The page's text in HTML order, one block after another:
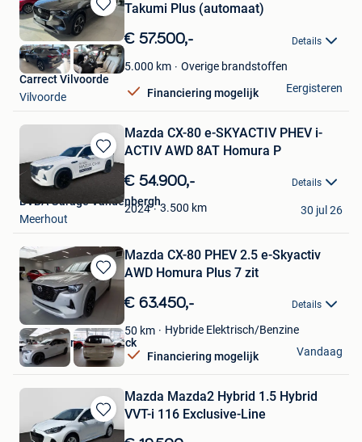
Bewaren
in
Mijn
Favorieten
Takumi Plus (automaat)
€ 57.500,- Details
5.000 km Overige brandstoffen
Financiering mogelijk
Carrect Vilvoorde
Vilvoorde
Eergisteren
Bewaren
in
Favorieten
Mazda CX-80 e-SKYACTIV PHEV i-
ACTIV AWD 8AT Homura P
€ 54.900,- Details
2024 3.500 km
BVBA Garage Vandenbergh
Meerhout
30 jul 26
Bewaren
in
Mijn
Favorieten
Mazda CX-80 PHEV 2.5 e-Skyactiv
AWD Homura Plus 7 zit
€ 63.450,- Details
50 km Hybride Elektrisch/Benzine
Financiering mogelijk
Mazda Van den Broeck
Putte
Vandaag
Bewaren
in
Mazda Mazda2 Hybrid 1.5 Hybrid
VVT-i 116 Exclusive-Line